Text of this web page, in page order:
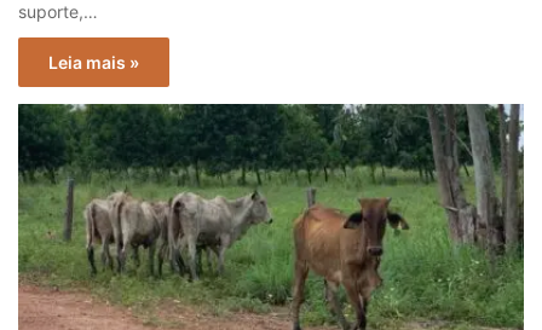
suporte,…
Leia mais »